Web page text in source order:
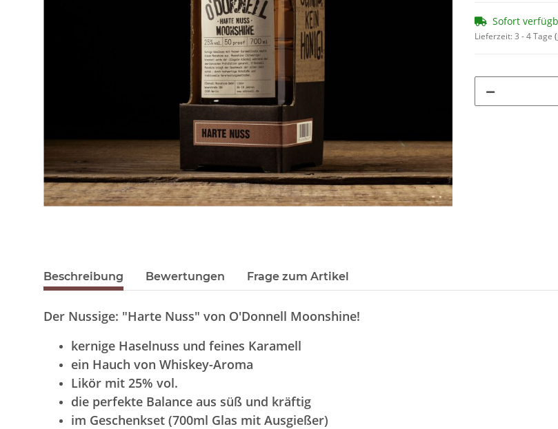
Sofort
Lieferzeit:3 - 4 Tage
Beschreibung Bewertungen Frage zum Artikel
Der Nussige: "Harte Nuss" von O'Donnell Moonshine!
kernige Haselnuss und feines Karamell
ein Hauch von Whiskey-Aroma
Likör mit 25% vol.
die perfekte Balance aus süß und kräftig
im Geschenkset (700ml Glas mit Ausgießer)